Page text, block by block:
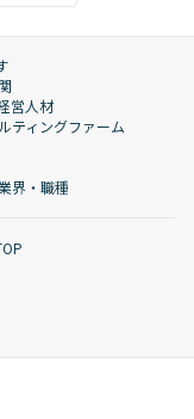
営人材
ティングファーム
界・職種